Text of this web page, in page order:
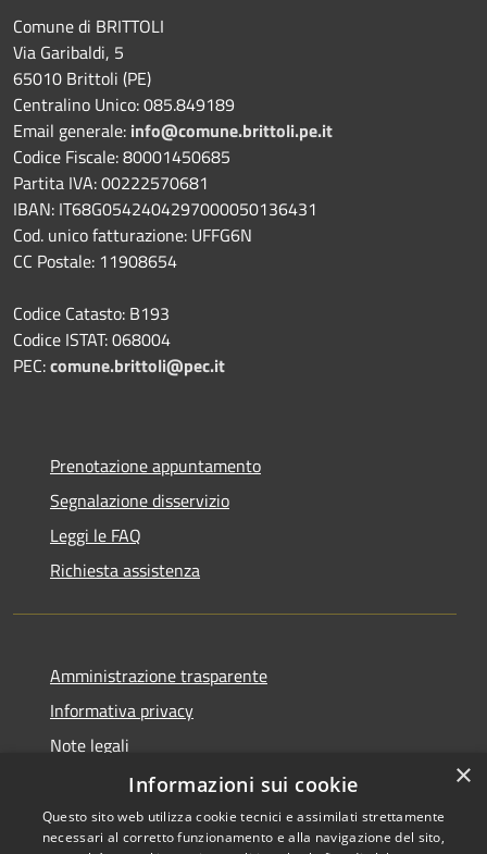
Comune di BRITTOLI
Via Garibaldi, 5
65010 Brittoli (PE)
Centralino Unico: 085.849189
Email generale: info@comune.brittoli.pe.it
Codice Fiscale: 80001450685
Partita IVA: 00222570681
IBAN: IT68G0542404297000050136431
Cod. unico fatturazione: UFFG6N
CC Postale: 11908654
Codice Catasto: B193
Codice ISTAT: 068004
PEC:comune.brittoli@pec.it
Prenotazione appuntamento
Segnalazione disservizio
Leggi le FAQ
Richiesta assistenza
Amministrazione trasparente
Informativa privacy
Note legali
Dichiarazione di accessibilità
×
Informazioni sui cookie
Questo sito web utilizza cookie tecnici e assimilati strettamente
necessari al corretto funzionamento e alla navigazione del sito,